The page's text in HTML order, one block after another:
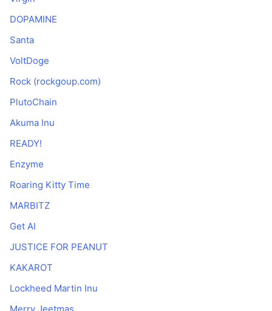
DOPAMINE
Santa
VoltDoge
Rock (rockgoup.com)
PlutoChain
Akuma Inu
READY!
Enzyme
Roaring Kitty Time
MARBITZ
Get AI
JUSTICE FOR PEANUT
KAKAROT
Lockheed Martin Inu